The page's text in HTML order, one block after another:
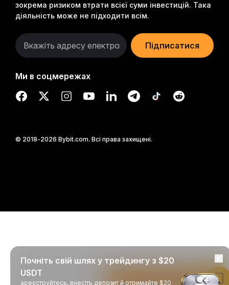
зокрема ризиком втрати всієї суми інвестицій. Така
діяльність може не підходити всім.
Підписатися
Ми в соцмережах
© 2018-2026 Bybit.com. Всі права захищені.
Почніть свій шлях у трейдингу з $20
USDT
ареєструйтесь, внесіть депозит й отримайте $20
Читати в застосунку Bybit